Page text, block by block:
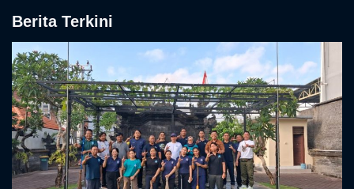
Berita Terkini